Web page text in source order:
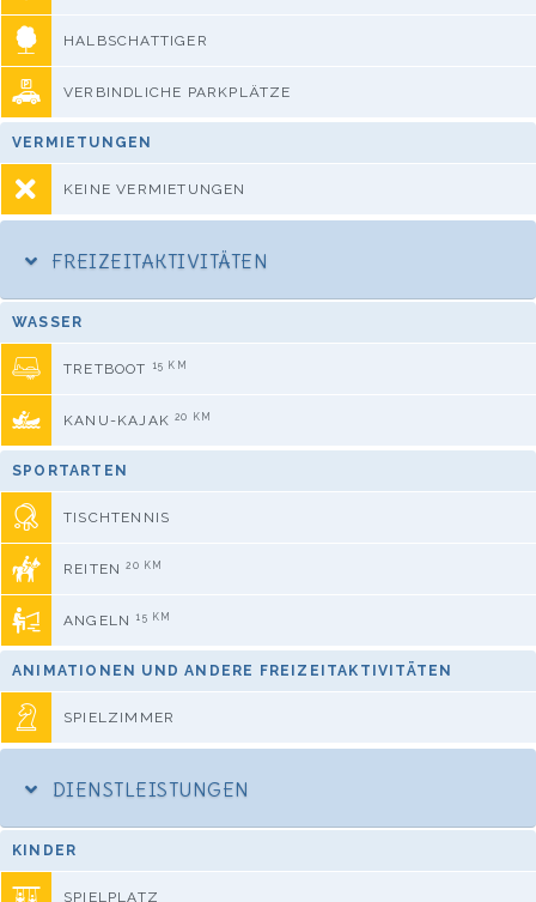
HALBSCHATTIGER
VERBINDLICHE PARKPLÄTZE
VERMIETUNGEN
KEINE VERMIETUNGEN
FREIZEITAKTIVITÄTEN
WASSER
TRETBOOT 15 KM
KANU-KAJAK20 KM
SPORTARTEN
TISCHTENNIS
REITEN20 KM
ANGELN 15 KM
ANIMATIONEN UND ANDERE FREIZEITAKTIVITÄTEN
SPIELZIMMER
DIENSTLEISTUNGEN
KINDER
SPIELPLATZ